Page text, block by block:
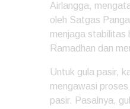
Airlangga,
oleh Satgas
menjaga stabilitas
Ramadhan dan
Untuk gula pasir,
mengawasi
pasir. Pasalnya,